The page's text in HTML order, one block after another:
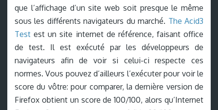
que l’affichage d’un site web soit presque le même
sous les différents navigateurs du marché. The Acid3
Test est un site internet de référence, faisant office
de test. Il est exécuté par les développeurs de
navigateurs afin de voir si celui-ci respecte ces
normes. Vous pouvez d’ailleurs l’exécuter pour voir le
score du vôtre: pour comparer, la dernière version de
Firefox obtient un score de 100/100, alors qu’Internet